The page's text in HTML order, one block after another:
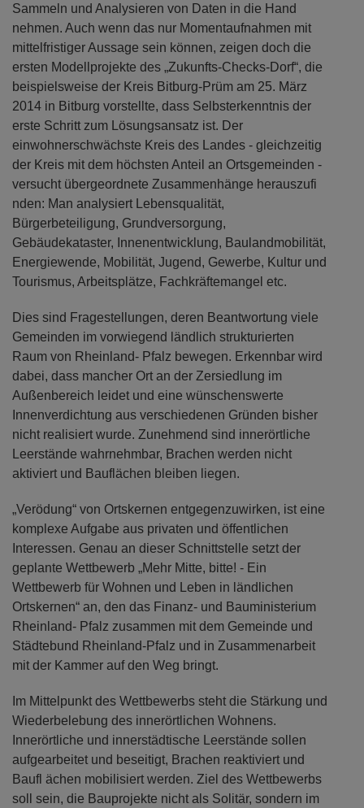
Sammeln und Analysieren von Daten in die Hand
nehmen. Auch wenn das nur Momentaufnahmen mit
mittelfristiger Aussage sein können, zeigen doch die
ersten Modellprojekte des „Zukunfts-Checks-Dorf“, die
beispielsweise der Kreis Bitburg-Prüm am 25. März
2014 in Bitburg vorstellte, dass Selbsterkenntnis der
erste Schritt zum Lösungsansatz ist. Der
einwohnerschwächste Kreis des Landes - gleichzeitig
der Kreis mit dem höchsten Anteil an Ortsgemeinden -
versucht übergeordnete Zusammenhänge herauszufi
nden: Man analysiert Lebensqualität,
Bürgerbeteiligung, Grundversorgung,
Gebäudekataster, Innenentwicklung, Baulandmobilität,
Energiewende, Mobilität, Jugend, Gewerbe, Kultur und
Tourismus, Arbeitsplätze, Fachkräftemangel etc.
Dies sind Fragestellungen, deren Beantwortung viele
Gemeinden im vorwiegend ländlich strukturierten
Raum von Rheinland- Pfalz bewegen. Erkennbar wird
dabei, dass mancher Ort an der Zersiedlung im
Außenbereich leidet und eine wünschenswerte
Innenverdichtung aus verschiedenen Gründen bisher
nicht realisiert wurde. Zunehmend sind innerörtliche
Leerstände wahrnehmbar, Brachen werden nicht
aktiviert und Bauflächen bleiben liegen.
„Verödung“ von Ortskernen entgegenzuwirken, ist eine
komplexe Aufgabe aus privaten und öffentlichen
Interessen. Genau an dieser Schnittstelle setzt der
geplante Wettbewerb „Mehr Mitte, bitte! - Ein
Wettbewerb für Wohnen und Leben in ländlichen
Ortskernen“ an, den das Finanz- und Bauministerium
Rheinland- Pfalz zusammen mit dem Gemeinde und
Städtebund Rheinland-Pfalz und in Zusammenarbeit
mit der Kammer auf den Weg bringt.
Im Mittelpunkt des Wettbewerbs steht die Stärkung und
Wiederbelebung des innerörtlichen Wohnens.
Innerörtliche und innerstädtische Leerstände sollen
aufgearbeitet und beseitigt, Brachen reaktiviert und
Baufl ächen mobilisiert werden. Ziel des Wettbewerbs
soll sein, die Bauprojekte nicht als Solitär, sondern im